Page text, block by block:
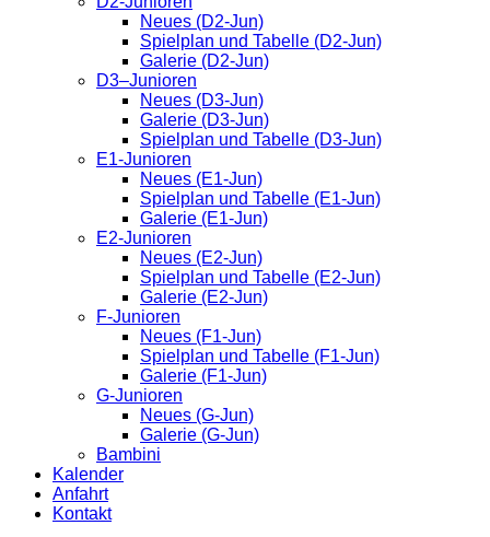
Neues (D2-Jun)
Spielplan und Tabelle (D2-Jun)
Galerie (D2-Jun)
D3–Junioren
Neues (D3-Jun)
Galerie (D3-Jun)
Spielplan und Tabelle (D3-Jun)
E1-Junioren
Neues (E1-Jun)
Spielplan und Tabelle (E1-Jun)
Galerie (E1-Jun)
E2-Junioren
Neues (E2-Jun)
Spielplan und Tabelle (E2-Jun)
Galerie (E2-Jun)
F-Junioren
Neues (F1-Jun)
Spielplan und Tabelle (F1-Jun)
Galerie (F1-Jun)
G-Junioren
Neues (G-Jun)
Galerie (G-Jun)
Bambini
Kalender
Anfahrt
Kontakt